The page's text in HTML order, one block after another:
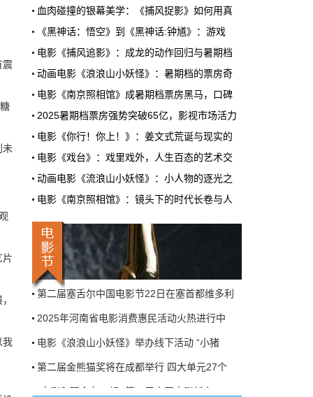
震
未
片
我
6月28日 9:25:00
周星驰跑去拍AI短剧了，电影院还剩什
么？
5月31号，横店。63岁的周星驰穿着黑色夹克
出现在《食神2026》的开机现场。这部短剧改
编自他30年前的经典电影，竖屏拍摄，AI辅助
制作，成本400万。预计9月上线。
本网原创
6月28日 9:25:00
短剧从业者在评论区集体破防。有人说"今年开
机率比去年腰斩"，有人说"演员片酬从日薪800
三天的东西，AI一天出八集，还比你好看…
本网原创
6月27日 10:01:00
9万块银幕，全年只卖400亿：电影院的
钱去哪了？
近80部中外影片，革命历史、喜剧、科幻、动
《玩具总动员5》、谢苗的《火遮眼》，该有的
牌都亮出来了。
6月27日 10:01:00
血肉碰撞的银幕美学：《捕风捉影》如何用真
《黑神话：悟空》到《黑神话:钟馗》：游戏
电影《捕风追影》：成龙的动作回归与暑期档
动画电影《浪浪山小妖怪》：暑期档的票房奇
电影《南京照相馆》成暑期档票房黑马，口碑
2025暑期档票房强势突破65亿，影视市场活力
电影《你行！你上！》：姜文式荒诞与现实的
电影《戏台》：戏里戏外，人生百态的艺术交
动画电影《流浪山小妖怪》：小人物的逐光之
电影《南京照相馆》：镜头下的时代长卷与人
第八届浙江国际青年电影周创投与你相约杭州
莫斯科国际电影周启幕——21国代表齐聚一堂
第二届塞舌尔中国电影节22日在塞首都维多利
2025年河南省电影消费惠民活动火热进行中
电影《浪浪山小妖怪》举办线下活动 “小猪
第二届金熊猫奖将在成都举行 四大单元27个
“电影和观众在一起” 第八届中国电影新力